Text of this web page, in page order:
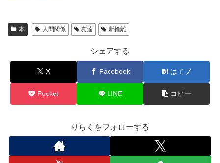
本 人間関係 友達 断捨離
シェアする
X Facebook はてブ
Pocket LINE コピー
りらくをフォローする